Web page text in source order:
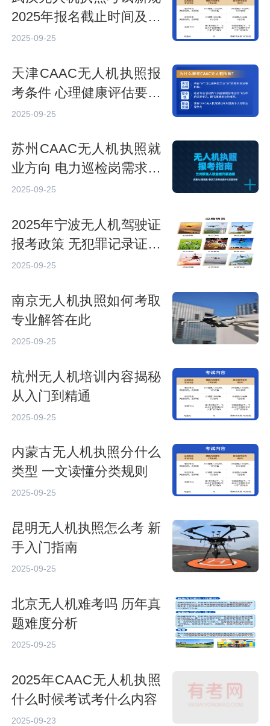
2025年报名截止时间及补
考安排
2025-09-25
天津CAAC无人机执照报
考条件 心理健康评估要达
标吗
2025-09-25
苏州CAAC无人机执照就
业方向 电力巡检岗需求大
吗
2025-09-25
2025年宁波无人机驾驶证
报考政策 无犯罪记录证明
要求
2025-09-25
南京无人机执照如何考取
专业解答在此
2025-09-25
杭州无人机培训内容揭秘
从入门到精通
2025-09-25
内蒙古无人机执照分什么
类型 一文读懂分类规则
2025-09-25
昆明无人机执照怎么考 新
手入门指南
2025-09-25
北京无人机难考吗 历年真
题难度分析
2025-09-25
2025年CAAC无人机执照
什么时候考试考什么内容
2025-09-23